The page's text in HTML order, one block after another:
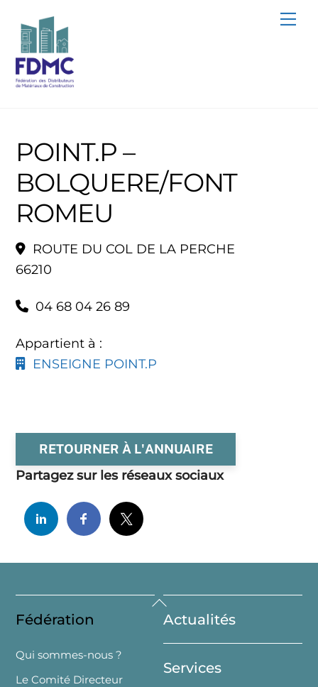
content
POINT.P –
BOLQUERE/FONT
ROMEU
ROUTE DU COL DE LA PERCHE
66210
04 68 04 26 89
Appartient à :
ENSEIGNE POINT.P
RETOURNER À L'ANNUAIRE
Partagez sur les réseaux sociaux
Back
To
Top
Fédération
Qui sommes-nous ?
Le Comité Directeur
Actualités
Services